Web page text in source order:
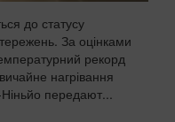
до статусу
За оцінками
рекорд
нагрівання
передают...